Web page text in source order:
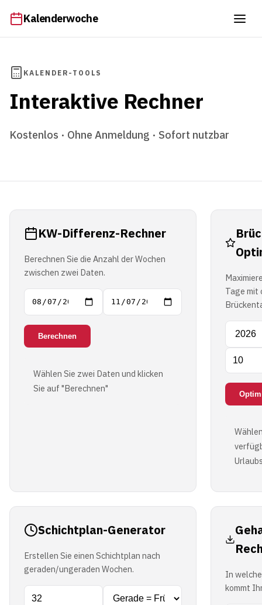
Kalenderwoche
KALENDER-TOOLS
Interaktive Rechner
Kostenlos · Ohne Anmeldung · Sofort nutzbar
KW-Differenz-Rechner
Berechnen Sie die Anzahl der Wochen
zwischen zwei Daten.
Berechnen
Wählen Sie zwei Daten und klicken
Sie auf "Berechnen"
Tage mit
Schichtplan-Generator
Erstellen Sie einen Schichtplan nach
geraden/ungeraden Wochen.
In
kommt